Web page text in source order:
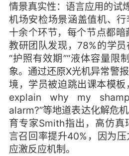
情景真实性：语言应用的试
机场安检场景涵盖值机、
十余个环节，每个节点都暗
教研团队发现，78%的学
“护照有效期”“液体容量限
象。通过还原X光机异常警
境，学员被迫跳出课本模
explain why my
alarm?”等地道表达化解危
育专家Smith指出，高仿真
言召回率提升40%，因为
应激反应机制。